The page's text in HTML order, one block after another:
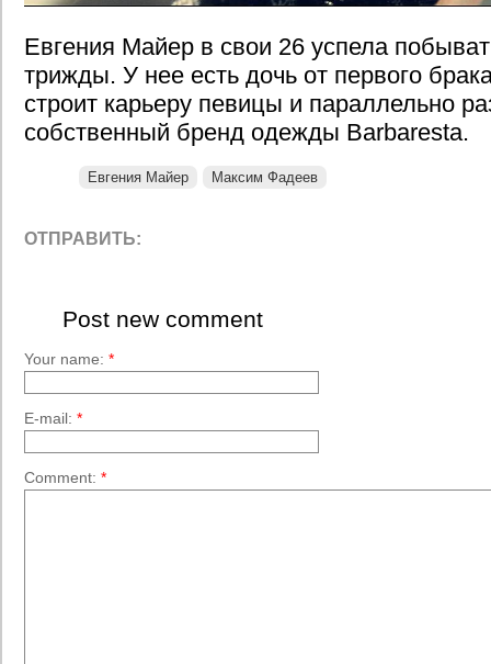
Евгения Майер в свои 26 успела
трижды. У нее есть дочь от первого
строит карьеру певицы и параллельно
собственный бренд одежды Barbaresta.
Евгения Майер Максим Фадеев
ОТПРАВИТЬ:
Post new comment
Your name: *
E-mail: *
Comment: *